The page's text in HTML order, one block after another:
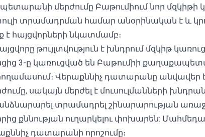
մերժումը Բաթումիում նոր մզկիթի
տրամադրման համար անօրինական է և
հայցվորների նկատմամբ։
թույլտվություն է խնդրում մզկիթ
3-ը կառուցված են Բաթումիի
Վերաքննիչ դատարանը անվավեր է
սակայն մերժել է մուսուլմանների
տրամադրել շինարարության
նորից քննության ուղարկելու փոխարեն:
դատարանի որոշումը։